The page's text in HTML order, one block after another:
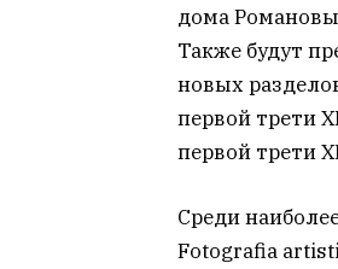
дома
Также будут
новых
первой трети
первой трети
Среди
Fotografia